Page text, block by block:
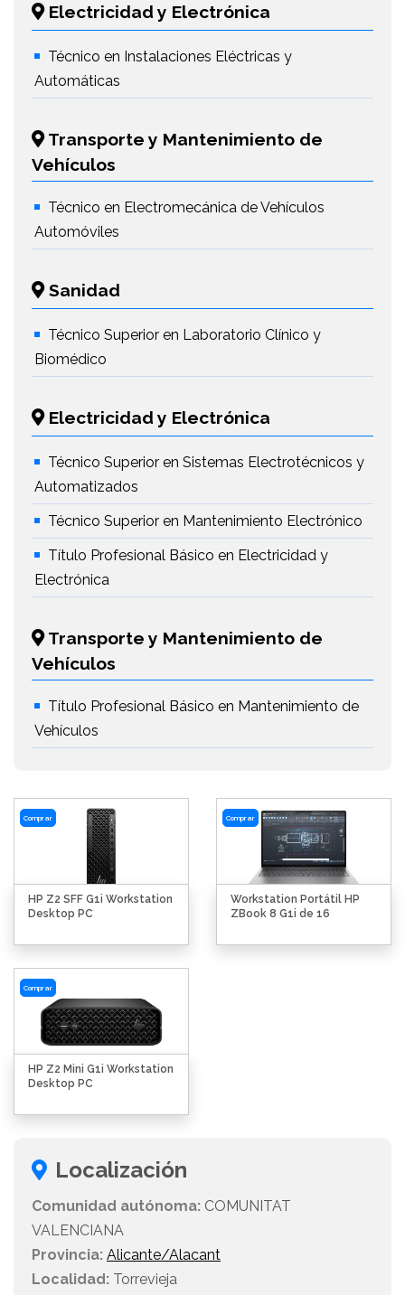
Electricidad y Electrónica
Técnico en Instalaciones Eléctricas y
Automáticas
Transporte y Mantenimiento de
Vehículos
Técnico en Electromecánica de Vehículos
Automóviles
Sanidad
Técnico Superior en Laboratorio Clínico y
Biomédico
Electricidad y Electrónica
Técnico Superior en Sistemas Electrotécnicos y
Automatizados
Técnico Superior en Mantenimiento Electrónico
Título Profesional Básico en Electricidad y
Electrónica
Transporte y Mantenimiento de
Vehículos
Título Profesional Básico en Mantenimiento de
Vehículos
Comprar
HP Z2 SFF G1i Workstation
Desktop PC
Comprar
Workstation Portátil HP
ZBook 8 G1i de 16
Comprar
HP Z2 Mini G1i Workstation
Desktop PC
Localización
Comunidad autónoma: COMUNITAT
VALENCIANA
Provincia: Alicante/Alacant
Localidad: Torrevieja